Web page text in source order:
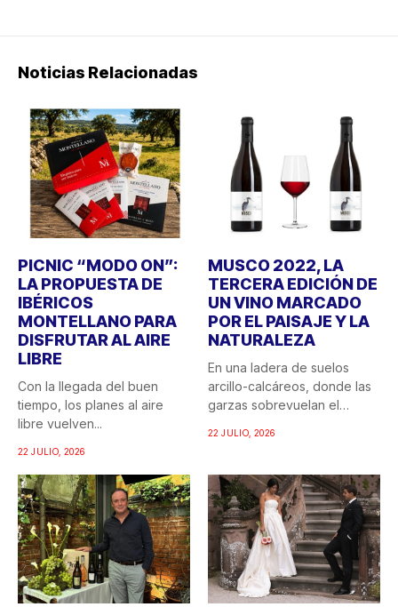
Noticias Relacionadas
PICNIC “MODO ON”:
LA PROPUESTA DE
IBÉRICOS
MONTELLANO PARA
DISFRUTAR AL AIRE
LIBRE
Con la llegada del buen
tiempo, los planes al aire
libre vuelven...
22 JULIO, 2026
MUSCO 2022, LA
TERCERA EDICIÓN DE
UN VINO MARCADO
POR EL PAISAJE Y LA
NATURALEZA
En una ladera de suelos
arcillo-calcáreos, donde las
garzas sobrevuelan el
22 JULIO, 2026